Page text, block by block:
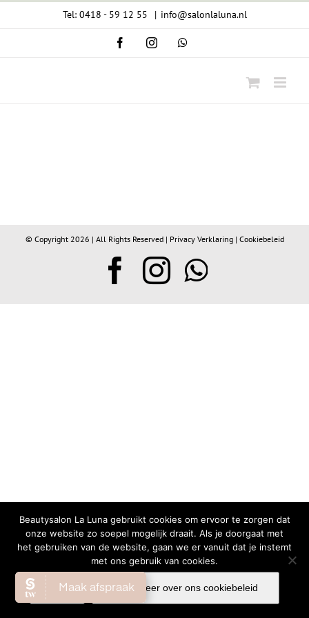
Tel: 0418 - 59 12 55 | info@salonlaluna.nl
FacebookInstagramWhatsApp
© Copyright 2026 | All Rights Reserved | Privacy Verklaring| Cookiebeleid
Facebook
Instagram
Beautysalon La Luna gebruikt cookies om ervoor te zorgen dat
onze website zo soepel mogelijk draait. Als je doorgaat met
het gebruiken van de website, gaan we er vanuit dat je instemt
met ons gebruik van cookies.
Ok Lees meer over ons cookiebeleid